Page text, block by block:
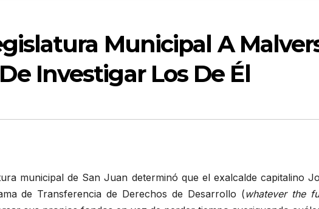
Municipal A
Investigar Los De Él
municipal de San Juan determinó que el exalcalde capitalino
de Transferencia de Derechos de Desarrollo (whatever the